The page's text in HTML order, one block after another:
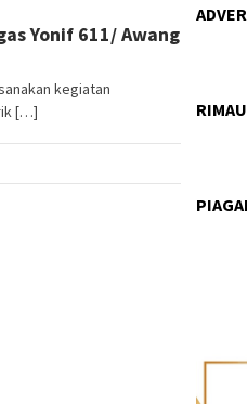
Yonif 611/ Awang
kegiatan
[…]